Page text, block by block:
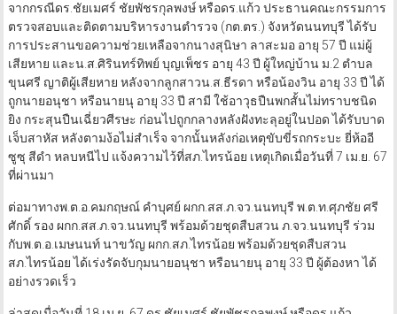
จากกรณีดร.ชัยเมศร์ ชัยพัชรกุลพงษ์ หรือดร.แก้ว ประธานคณะกรรมการ
ตรวจสอบและติดตามบริหารงานตำรวจ (กต.ตร.) จังหวัดนนทบุรี ได้รับ
การประสานขอความช่วยเหลือจากนางสุนิษา ลาสะมอ อายุ 57 ปี แม่ผู้
เสียหาย และน.ส.ศิรินทร์ทิพย์ บุญเพ็ชร อายุ 43 ปี ผู้ใหญ่บ้าน ม.2 ตำบล
ขุนศรี ญาติผู้เสียหาย หลังจากลูกสาวน.ส.ธีรดา หรือน้องวิน อายุ 33 ปี ได้
ถูกนายอนุชา หรือนายนุ อายุ 33 ปี สามี ใช้อาวุธปืนพกสั้นไม่ทราบชนิด
ยิง กระสุนปืนเฉี่ยวศีรษะ ก่อนไปถูกกลางหลังฝังทะลุอยู่ในปอด ได้รับบาด
เจ็บสาหัส หลังตามง้อไม่สำเร็จ จากนั้นหลังก่อเหตุขับขี่รถกระบะ ยี่ห้ออี
ซูซุ สีดำ หลบหนีไป แจ้งความไว้ที่สภ.ไทรน้อย เหตุเกิดเมื่อวันที่ 7 เม.ย. 67
ที่ผ่านมา
ต่อมาทางพ.ต.อ.คมกฤษณ์ คำบุศย์ ผกก.สส.ภ.จว.นนทบุรี พ.ต.ท.ศุภชัย ศรี
ศักดิ์ รอง ผกก.สส.ภ.จว.นนทบุรี พร้อมด้วยชุดสืบสวน ภ.จว.นนทบุรี ร่วม
กับพ.ต.อ.เมษนนท์ นาขวัญ ผกก.สภ.ไทรน้อย พร้อมด้วยชุดสืบสวน
สภ.ไทรน้อย ได้เร่งรัดจับกุมนายอนุชา หรือนายนุ อายุ 33 ปี ผู้ต้องหา ได้
อย่างรวดเร็ว